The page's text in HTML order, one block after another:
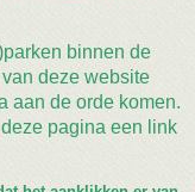
binnen de
deze website
aan de orde komen.
pagina een link